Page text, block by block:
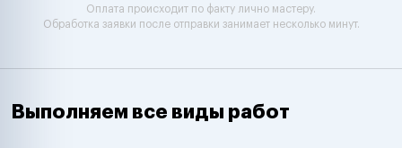
Оплата происходит по факту лично мастеру.
Обработка заявки после отправки занимает несколько минут.
Выполняем все виды работ